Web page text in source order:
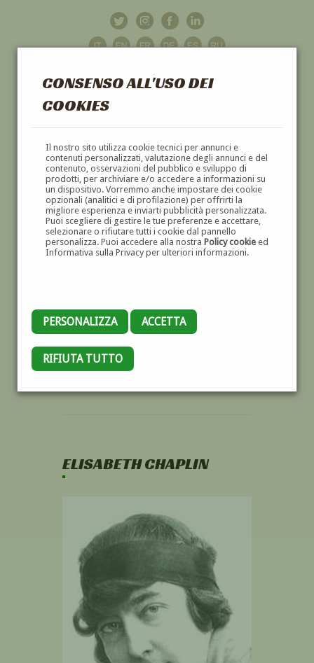
CONSENSO ALL'USO DEI
COOKIES
Il nostro sito utilizza cookie tecnici per annunci e
contenuti personalizzati, valutazione degli annunci e del
contenuto, osservazioni del pubblico e sviluppo di
prodotti, per archiviare e/o accedere a informazioni su
un dispositivo. Vorremmo anche impostare dei cookie
opzionali (analitici e di profilazione) per offrirti la
migliore esperienza e inviarti pubblicità personalizzata.
Puoi scegliere di gestire le tue preferenze e accettare,
selezionare o rifiutare tutti i cookie dal pannello
personalizza. Puoi accedere alla nostra Policy cookieed
Informativa sulla Privacy per ulteriori informazioni.
PERSONALIZZA ACCETTA
RIFIUTA TUTTO
GALLERIAD'ARTE
DIPINTI E SCULTURE '800 E '900
ELISABETH CHAPLIN